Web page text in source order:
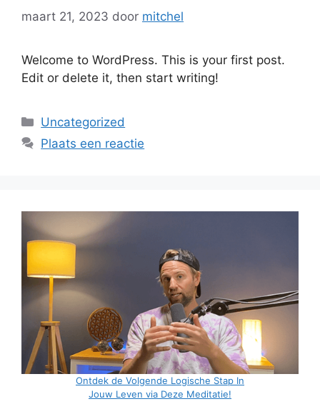
maart 21, 2023 door mitchel
Welcome to WordPress. This is your first post.
Edit or delete it, then start writing!
Categorieën
Uncategorized
Plaats een reactie
Ontdek de Volgende Logische Stap In
Jouw Leven via Deze Meditatie!